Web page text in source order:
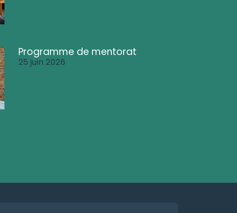
Programme de mentorat
25 juin 2026